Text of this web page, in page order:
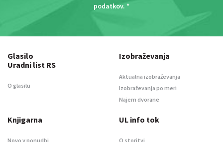
podatkov. *
Glasilo
Uradni list RS
O glasilu
Izobraževanja
Aktualna izobraževanja
Izobraževanja po meri
Najem dvorane
Knjigarna
Novo v ponudbi
UL info tok
O storitvi